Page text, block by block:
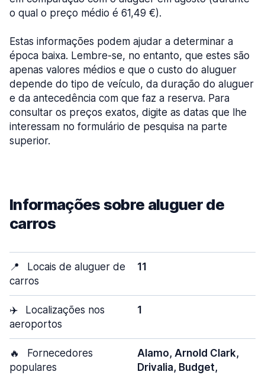
o qual o preço médio é 61,49 €).
Estas informações podem ajudar a determinar a
época baixa. Lembre-se, no entanto, que estes são
apenas valores médios e que o custo do aluguer
depende do tipo de veículo, da duração do aluguer
e da antecedência com que faz a reserva. Para
consultar os preços exatos, digite as datas que lhe
interessam no formulário de pesquisa na parte
superior.
Informações sobre aluguer de
carros
📍
Locais de aluguer de
carros
11
✈️
Localizações nos
aeroportos
1
🔥
Fornecedores
populares
Alamo, Arnold Clark,
Drivalia, Budget,